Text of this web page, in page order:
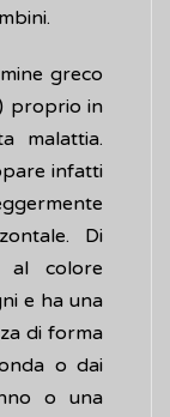
greco
proprio in
malattia.
infatti
Di
al colore
e ha una
di forma
o dai
o una